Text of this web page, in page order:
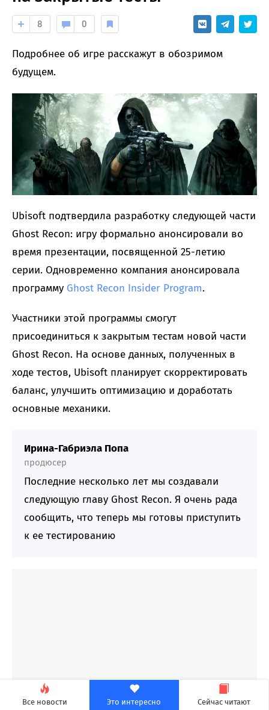
Все новости Это интересно Сейчас читают
8 0
Подробнее об игре расскажут в обозримом
будущем.
Ubisoft подтвердила разработку следующей части
Ghost Recon: игру формально анонсировали во
время презентации, посвященной 25-летию
серии. Одновременно компания анонсировала
программу Ghost Recon Insider Program.
Участники этой программы смогут
присоединиться к закрытым тестам новой части
Ghost Recon. На основе данных, полученных в
ходе тестов, Ubisoft планирует скорректировать
баланс, улучшить оптимизацию и доработать
основные механики.
Ирина-Габриэла Попа
продюсер
Последние несколько лет мы создавали
следующую главу Ghost Recon. Я очень рада
сообщить, что теперь мы готовы приступить
к ее тестированию